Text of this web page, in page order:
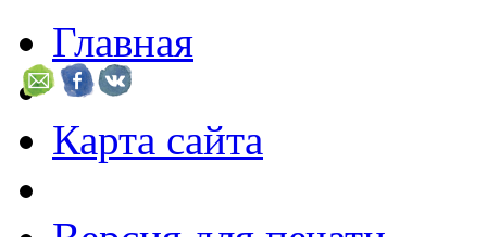
Главная
Карта сайта